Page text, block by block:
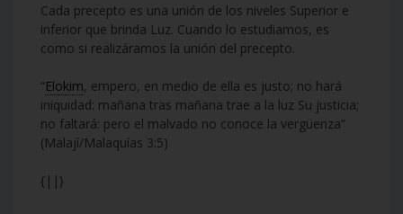
Cada precepto es una unión de los niveles Superior e
inferior que brinda Luz. Cuando lo estudiamos, es
como si realizáramos la unión del precepto.
“Elokim, empero, en medio de ella es justo; no hará
iniquidad: mañana tras mañana trae a la luz Su justicia;
no faltará: pero el malvado no conoce la vergüenza”
(Malají/Malaquías 3:5)
{||}